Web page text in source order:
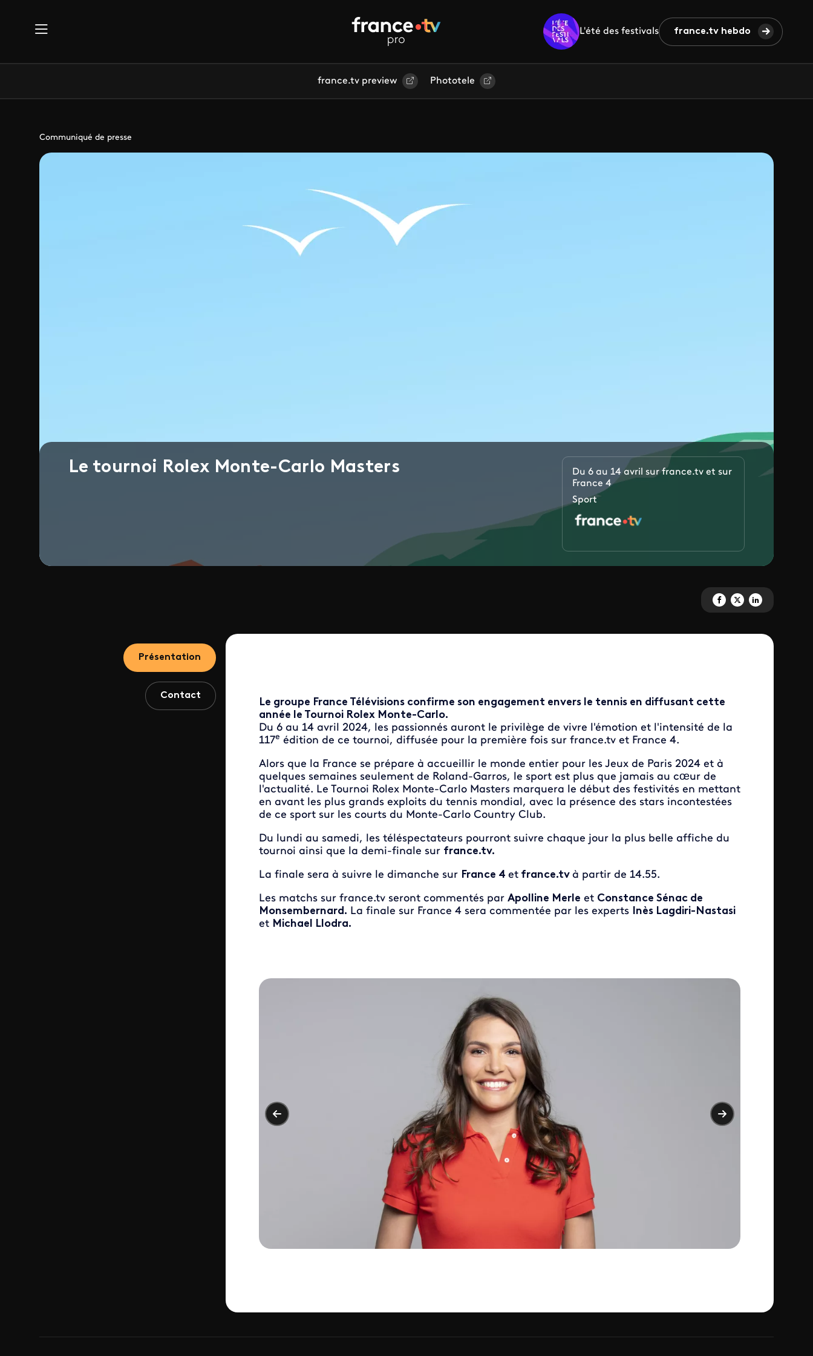
L'été des festivals france.tv hebdo
france.tv preview Phototele
Communiqué de presse
Le tournoi Rolex Monte-Carlo Masters
Du 6 au 14 avril sur france.tv et sur
France 4
Sport
Partagez 'Le tournoi Rolex
Partagez 'Le tournoi
Partagez 'Le
Présentation
Contact
Le groupe France Télévisions confirme son engagement envers le tennis en diffusant cette
année le Tournoi Rolex Monte-Carlo.
Du 6 au 14 avril 2024, les passionnés auront le privilège de vivre l'émotion et l'intensité de la
117e édition de ce tournoi, diffusée pour la première fois sur france.tv et France 4.
Alors que la France se prépare à accueillir le monde entier pour les Jeux de Paris 2024 et à
quelques semaines seulement de Roland-Garros, le sport est plus que jamais au cœur de
l'actualité. Le Tournoi Rolex Monte-Carlo Masters marquera le début des festivités en mettant
en avant les plus grands exploits du tennis mondial, avec la présence des stars incontestées
de ce sport sur les courts du Monte-Carlo Country Club.
Du lundi au samedi, les téléspectateurs pourront suivre chaque jour la plus belle affiche du
tournoi ainsi que la demi-finale sur france.tv.
La finale sera à suivre le dimanche sur France 4 etfrance.tv à partir de 14.55.
Les matchs sur france.tv seront commentés par Apolline Merle et Constance Sénac de
Monsembernard. La finale sur France 4 sera commentée par les experts Inès Lagdiri-Nastasi
et Michael Llodra.